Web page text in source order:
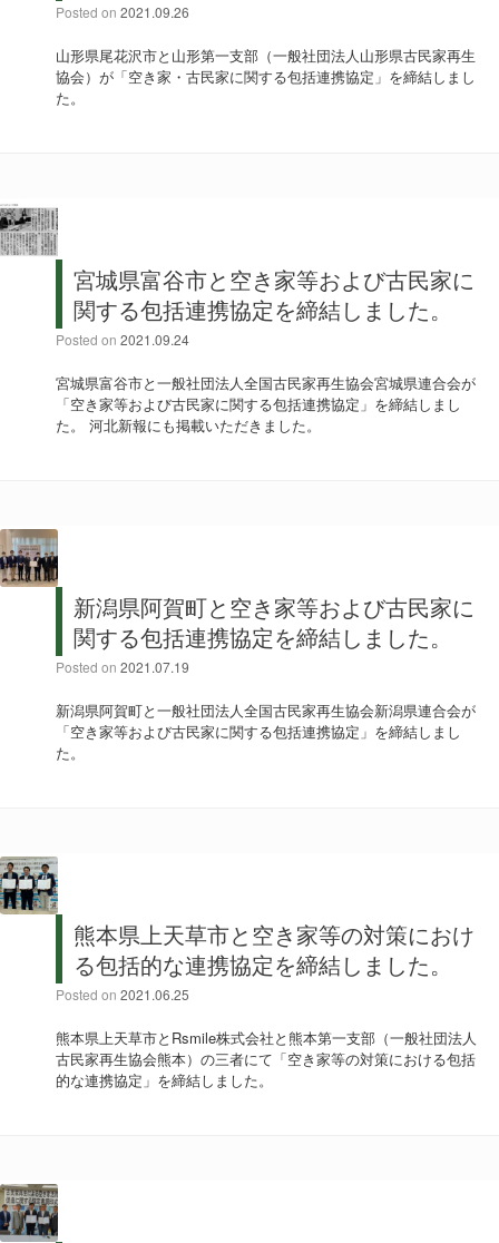
Posted on 2021.09.26
山形県尾花沢市と山形第一支部（一般社団法人山形県古民家再生
協会）が「空き家・古民家に関する包括連携協定」を締結しまし
た。
宮城県富谷市と空き家等および古民家に
関する包括連携協定を締結しました。
Posted on 2021.09.24
宮城県富谷市と一般社団法人全国古民家再生協会宮城県連合会が
「空き家等および古民家に関する包括連携協定」を締結しまし
た。 河北新報にも掲載いただきました。
新潟県阿賀町と空き家等および古民家に
関する包括連携協定を締結しました。
Posted on 2021.07.19
新潟県阿賀町と一般社団法人全国古民家再生協会新潟県連合会が
「空き家等および古民家に関する包括連携協定」を締結しまし
た。
熊本県上天草市と空き家等の対策におけ
る包括的な連携協定を締結しました。
Posted on 2021.06.25
熊本県上天草市とRsmile株式会社と熊本第一支部（一般社団法人
古民家再生協会熊本）の三者にて「空き家等の対策における包括
的な連携協定」を締結しました。